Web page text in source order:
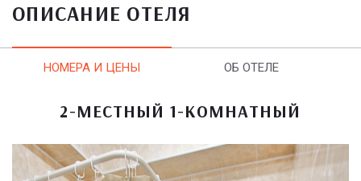
ОПИСАНИЕ ОТЕЛЯ
НОМЕРА И ЦЕНЫ ОБ ОТЕЛЕ
2-МЕСТНЫЙ 1-КОМНАТНЫЙ